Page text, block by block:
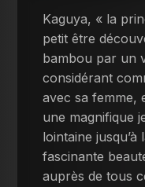
Kaguya, « la
petit être
bambou par un
considérant
avec sa femme,
une magnifique
lointaine
fascinante
auprès de tous